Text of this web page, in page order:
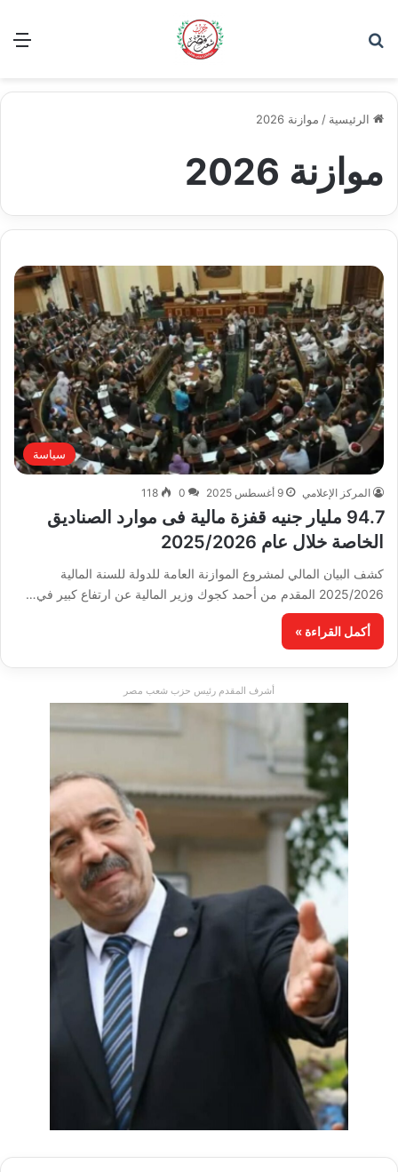
الرئيسية / موازنة 2026
موازنة 2026
سياسة
المركز الإعلامي 9 أغسطس 2025 0
118
94.7 مليار جنيه قفزة مالية فى موارد الصناديق
الخاصة خلال عام 2025/2026
كشف البيان المالي لمشروع الموازنة العامة للدولة للسنة المالية
2025/2026 المقدم من أحمد كجوك وزير المالية عن ارتفاع كبير في…
أكمل القراءة »
أشرف المقدم رئيس حزب شعب مصر